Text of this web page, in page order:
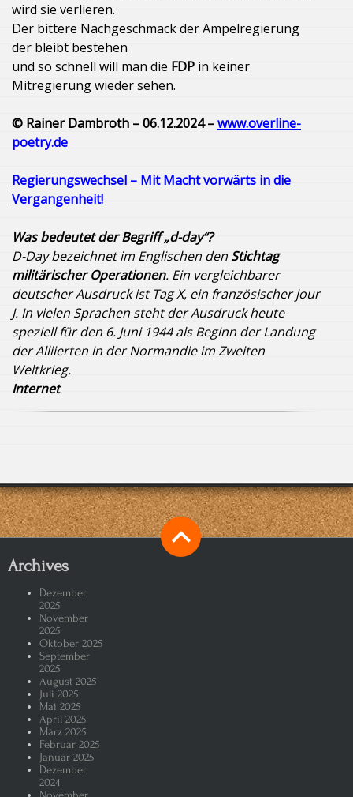
wird sie verlieren.
Der bittere Nachgeschmack der Ampelregierung
der bleibt bestehen
und so schnell will man die FDP in keiner
Mitregierung wieder sehen.
© Rainer Dambroth – 06.12.2024 –www.overline-
poetry.de
Regierungswechsel – Mit Macht vorwärts in die
Vergangenheit!
Was bedeutet der Begriff „d-day“?
D-Day bezeichnet im Englischen den Stichtag
militärischer Operationen. Ein vergleichbarer
deutscher Ausdruck ist Tag X, ein französischer jour
J. In vielen Sprachen steht der Ausdruck heute
speziell für den 6. Juni 1944 als Beginn der Landung
der Alliierten in der Normandie im Zweiten
Weltkrieg.
Internet
Archives
Dezember
2025
November
2025
Oktober 2025
September
2025
August 2025
Juli 2025
Mai 2025
April 2025
März 2025
Februar 2025
Januar 2025
Dezember
2024